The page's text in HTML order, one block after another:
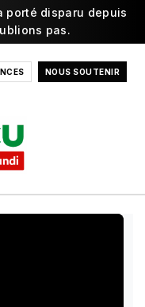
porté disparu depuis
pas.
NOUS SOUTENIR